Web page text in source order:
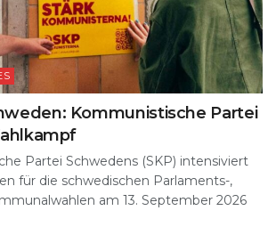
Kommunistische Partei
Partei Schwedens (SKP) intensiviert
für die schwedischen Parlaments-,
am 13. September 2026